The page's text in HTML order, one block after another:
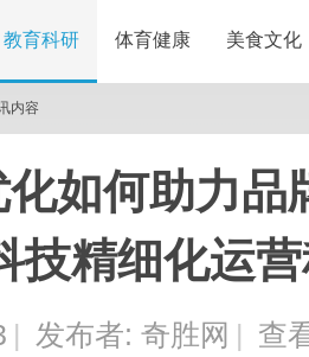
教育科研 体育健康 美食文化
内容
如何助力品
技精细化运
| 发布者: 奇胜网 | 查